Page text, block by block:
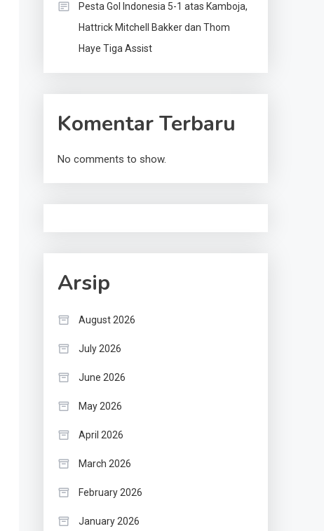
Pesta Gol Indonesia 5-1 atas Kamboja,
Hattrick Mitchell Bakker dan Thom
Haye Tiga Assist
Komentar Terbaru
No comments to show.
Arsip
August 2026
July 2026
June 2026
May 2026
April 2026
March 2026
February 2026
January 2026